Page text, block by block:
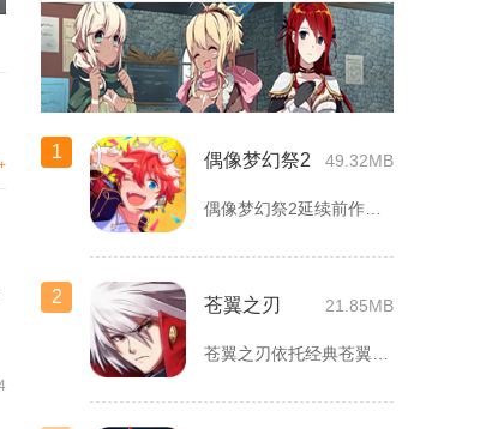
1 偶像梦幻祭2 49.32MB
偶像梦幻祭2延续前作完整世界观，玩家以制作人身份陪伴49位少...
2 苍翼之刃 21.85MB
苍翼之刃依托经典苍翼默示录IP打造横版指尖格斗手游，完整收录...